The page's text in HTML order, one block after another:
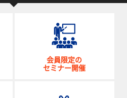
会員限定の
セミナー開催